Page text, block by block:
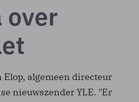
over
Elop, algemeen directeur
nieuwszender YLE. "Er